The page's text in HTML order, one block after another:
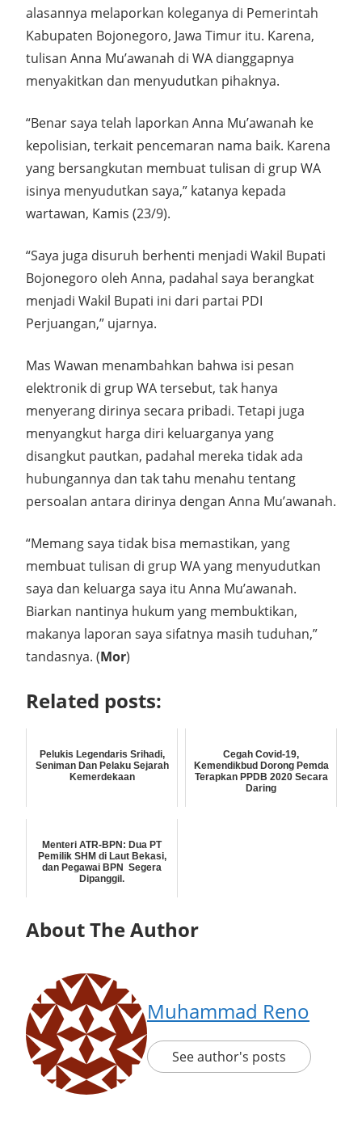
alasannya melaporkan koleganya di Pemerintah
Kabupaten Bojonegoro, Jawa Timur itu. Karena,
tulisan Anna Mu’awanah di WA dianggapnya
menyakitkan dan menyudutkan pihaknya.
“Benar saya telah laporkan Anna Mu’awanah ke
kepolisian, terkait pencemaran nama baik. Karena
yang bersangkutan membuat tulisan di grup WA
isinya menyudutkan saya,” katanya kepada
wartawan, Kamis (23/9).
“Saya juga disuruh berhenti menjadi Wakil Bupati
Bojonegoro oleh Anna, padahal saya berangkat
menjadi Wakil Bupati ini dari partai PDI
Perjuangan,” ujarnya.
Mas Wawan menambahkan bahwa isi pesan
elektronik di grup WA tersebut, tak hanya
menyerang dirinya secara pribadi. Tetapi juga
menyangkut harga diri keluarganya yang
disangkut pautkan, padahal mereka tidak ada
hubungannya dan tak tahu menahu tentang
persoalan antara dirinya dengan Anna Mu’awanah.
“Memang saya tidak bisa memastikan, yang
membuat tulisan di grup WA yang menyudutkan
saya dan keluarga saya itu Anna Mu’awanah.
Biarkan nantinya hukum yang membuktikan,
makanya laporan saya sifatnya masih tuduhan,”
tandasnya. (Mor)
Related posts:
Pelukis Legendaris Srihadi,
Seniman Dan Pelaku Sejarah
Kemerdekaan
Cegah Covid-19,
Kemendikbud Dorong Pemda
Terapkan PPDB 2020 Secara
Daring
Menteri ATR-BPN: Dua PT
Pemilik SHM di Laut Bekasi,
dan Pegawai BPN Segera
Dipanggil.
About The Author
Muhammad Reno
See author's posts